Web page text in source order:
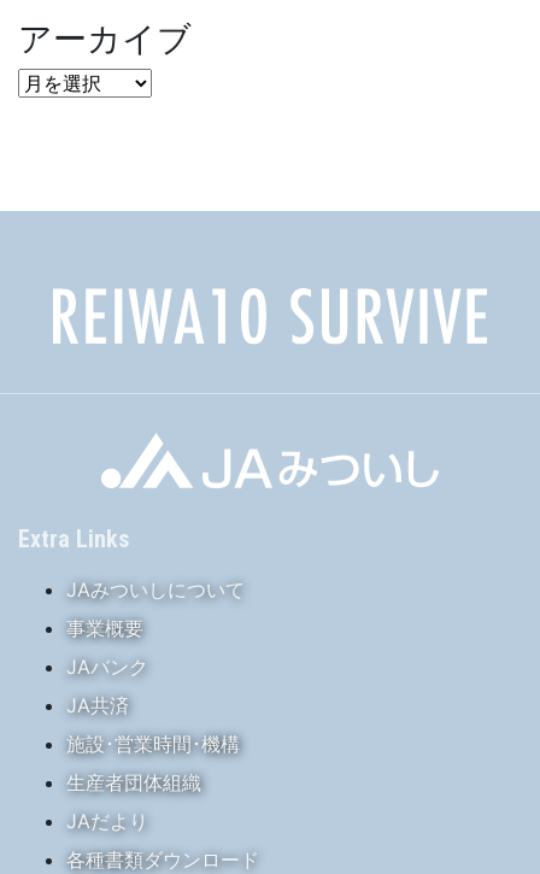
アーカイブ
ア
Extra Links
JAみついしについて
事業概要
JAバンク
JA共済
施設･営業時間･機構
生産者団体組織
JAだより
各種書類ダウンロード